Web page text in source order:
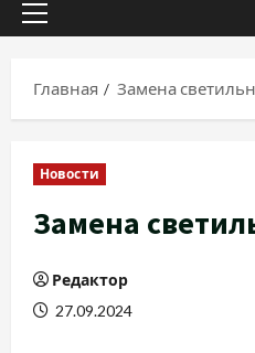
Основное
Главная
Замена
Новости
Замена
Редактор
27.09.2024